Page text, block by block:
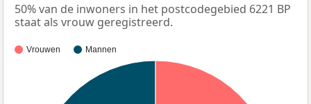
50% van de inwoners in het postcodegebied 6221 BP
staat als vrouw geregistreerd.
Vrouwen Mannen